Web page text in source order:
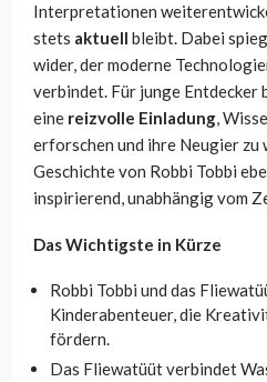
Interpretationen
stets aktuell bleibt. Dabei
wider, der moderne
verbindet. Für junge Entdecker
eine reizvolle Einladung,
erforschen und ihre Neugier zu
Geschichte von Robbi Tobbi
inspirierend, unabhängig vom
Das Wichtigste in Kürze
Robbi Tobbi und das
Kinderabenteuer, die
fördern.
Das Fliewatüüt verbindet